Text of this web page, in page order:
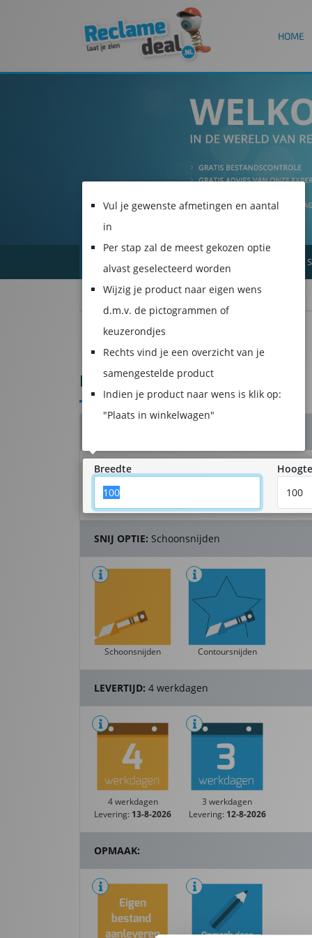
HOME
ALLE PRODUCTEN SPANDOEKEN
1
Product samenstellen
BEDRUKT VLOERZEIL
Breedte Hoogte
SNIJ OPTIE: Schoonsnijden
Schoonsnijden Contoursnijden
LEVERTIJD: 4 werkdagen
4 werkdagen
Levering: 13-8-2026
3 werkdagen
Levering: 12-8-2026
OPMAAK:
Vul je gewenste afmetingen en aantal
in
Per stap zal de meest gekozen optie
alvast geselecteerd worden
Wijzig je product naar eigen wens
d.m.v. de pictogrammen of
keuzerondjes
Rechts vind je een overzicht van je
samengestelde product
Indien je product naar wens is klik op:
"Plaats in winkelwagen"